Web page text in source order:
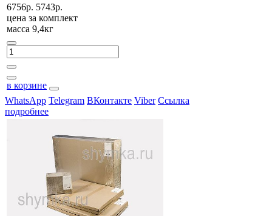
6756р. 5743р.
цена за комплект
масса 9,4кг
в корзине
WhatsApp Telegram ВКонтакте Viber Ссылка
подробнее